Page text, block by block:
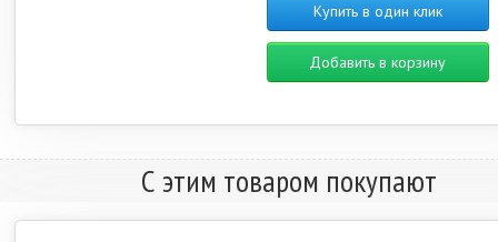
Купить в один клик
Добавить в корзину
С этим товаром покупают